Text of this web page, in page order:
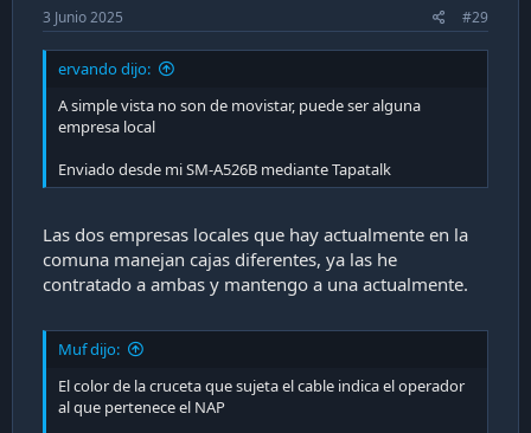
3 Junio 2025 #29
ervando dijo:
A simple vista no son de movistar, puede ser alguna
empresa local
Enviado desde mi SM-A526B mediante Tapatalk
Las dos empresas locales que hay actualmente en la
comuna manejan cajas diferentes, ya las he
contratado a ambas y mantengo a una actualmente.
Muf dijo:
El color de la cruceta que sujeta el cable indica el operador
al que pertenece el NAP